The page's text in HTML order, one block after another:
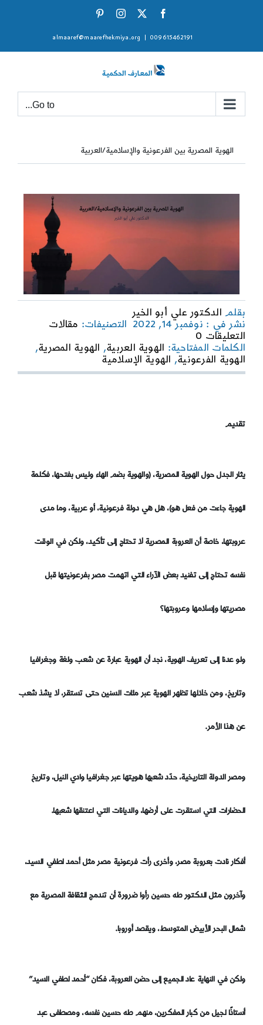
Facebook
X
Instagram
009615462191
almaaref@maarefhekmiya.org
Go to...
الهوية المصرية بين الفرعونية والإسلامية/العربية
بقلم الدكتور علي أبو الخير
نشر في : نوفمبر 14, 2022
التصنيفات: مقالات
التعليقات 0
on
الهوية
المصرية
بين
الكلمات المفتاحية: الهوية العربية, الهوية المصرية,
الهوية الفرعونية, الهوية الإسلامية
تقديم
يثار الجدل حول الهوية المصرية، (والهوية بضم الهاء وليس بفتحها، فكلمة
الهوية جاءت من فعل هو)، هل هي دولة فرعونية، أو عربية، وما مدى
عروبتها، خاصة أن العروبة المصرية لا تحتاج إلى تأكيد، ولكن في الوقت
نفسه تحتاج إلى تفنيد بعض الآراء التي اتهمت مصر بفرعونيتها قبل
مصريتها وإسلامها وعروبتها؟
ولو عدنا إلى تعريف الهوية، نجد أن الهوية عبارة عن شعب ولغة وجغرافيا
وتاريخ، ومن خلالها تظهر الهوية عبر مئات السنين حتى تستقر، لا يشذ شعب
عن هذا الأمر.
ومصر الدولة التاريخية، حدّد شعبها هويتها عبر جغرافيا وادي النيل، وتاريخ
الحضارات التي استقرت على أرضها، والديانات التي اعتنقها شعبها.
أفكار نادت بعروبة مصر، وأخرى رأت فرعونية مصر مثل أحمد لطفي السيد،
وآخرون مثل الدكتور طه حسين رأوا ضرورة أن تندمج الثقافة المصرية مع
شمال البحر الأبيض المتوسط، ويقصد أوروبا.
ولكن في النهاية عاد الجميع إلى حضن العروبة، فكان “أحمد لطفي السيد”
أستاذًا لجيل من كبار المفكرين، منهم طه حسين نفسه، ومصطفى عبد